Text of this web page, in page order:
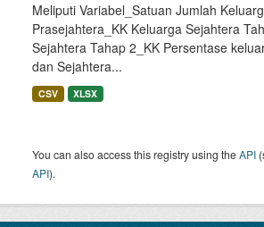
Meliputi Variabel_Satuan Jumlah
Prasejahtera_KK Keluarga Sejahtera
Sejahtera Tahap 2_KK Persentase
dan Sejahtera...
CSV XLSX
You can also access this registry using theAPI
API).